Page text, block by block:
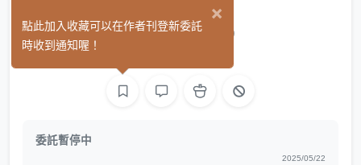
Duckiee! (0)
委託暫停中
2025/05/22
×
點此加入收藏可以在作者刊登新委託
時收到通知喔！